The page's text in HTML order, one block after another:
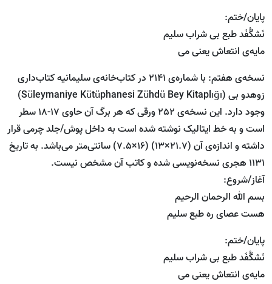
پایان/ختم:
نَشگُفَد طبع بی شراب سلیم
مایه‌ی انتعاش یعنی می
نسخه‌ی هفتم: با شماره‌ی 2141 در کتاب‌خانه‌ی سلیمانیه کتاب‌داری
زوهدو بی (Süleymaniye Kütüphanesi Zühdü Bey Kitaplığı)
وجود دارد. این نسخه‌ی 252 ورقی که هر برگ آن حاوی 17-18 سطر
است و به خط ایتالیک نوشته شده است به داخل پوش/جلد چرمی قرار
داشته و اندازه‌ی آن (21.7×13) (16×7.5) سانتی‌متر می‌باشد. به تاریخ
1131 هجری نسخه‌نویسی شده و کاتب آن مشخص نیست.
آغاز/شروع:
بسم الله الرحمان الرحیم
هست عصای ره طبع سلیم
پایان/ختم:
نَشگُفَد طبع بی شراب سلیم
مایه‌ی انتعاش یعنی می